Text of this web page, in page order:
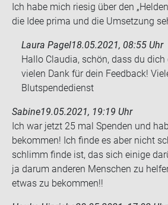
Ich habe mich rie­sig über den
die Idee prima und die Um­set­zung
Laura Pagel18.05.2021, 08:55 Uhr
Hallo Claudia, schön, dass du
vielen Dank für dein Feedback!
Blutspendedienst
Sabine19.05.2021, 19:19 Uhr
Ich war jetzt 25 mal Spen­den und
be­kom­men! Ich finde es aber nicht
schlimm finde ist, das sich ei­ni­ge
ja darum an­de­ren Men­schen zu
etwas zu be­kom­men!!